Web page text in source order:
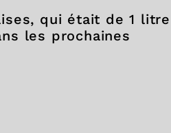
qui était de 1 litre
les prochaines